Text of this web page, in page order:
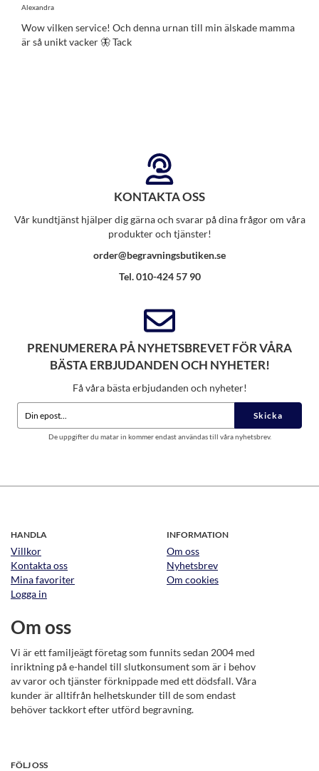
Alexandra
Wow vilken service! Och denna urnan till min älskade mamma
är så unikt vacker 🦋 Tack
KONTAKTA OSS
Vår kundtjänst hjälper dig gärna och svarar på dina frågor om våra
produkter och tjänster!
order@begravningsbutiken.se
Tel. 010-424 57 90
PRENUMERERA PÅ NYHETSBREVET FÖR VÅRA
BÄSTA ERBJUDANDEN OCH NYHETER!
Få våra bästa erbjudanden och nyheter!
Skicka
De uppgifter du matar in kommer endast användas till våra nyhetsbrev.
HANDLA
Villkor
Kontakta oss
Mina favoriter
Logga in
INFORMATION
Om oss
Nyhetsbrev
Om cookies
Om oss
Vi är ett familjeägt företag som funnits sedan 2004 med
inriktning på e-handel till slutkonsument som är i behov
av varor och tjänster förknippade med ett dödsfall. Våra
kunder är alltifrån helhetskunder till de som endast
behöver tackkort efter utförd begravning.
FÖLJ OSS